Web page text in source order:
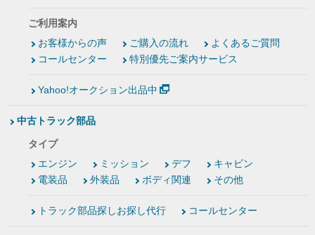
ご利用案内
お客様からの声
ご購入の流れ
よくあるご質問
コールセンター
特別優先ご案内サービス
Yahoo!オークション出品中
中古トラック部品
タイプ
エンジン
ミッション デフ
キャビン
電装品
外装品 ボディ関連 その他
トラック部品探しお探し代行 コールセンター